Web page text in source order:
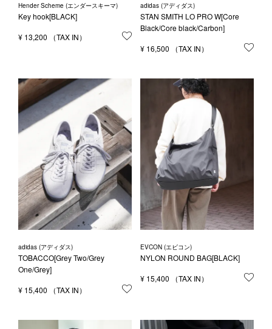
Hender Scheme (エンダースキーマ)
Key hook[BLACK]
¥ 13,200
adidas (アディダス)
STAN SMITH LO PRO W[Core
Black/Core black/Carbon]
¥ 16,500
adidas (アディダス)
TOBACCO[Grey Two/Grey
One/Grey]
¥ 15,400
EVCON (エビコン)
NYLON ROUND BAG[BLACK]
¥ 15,400